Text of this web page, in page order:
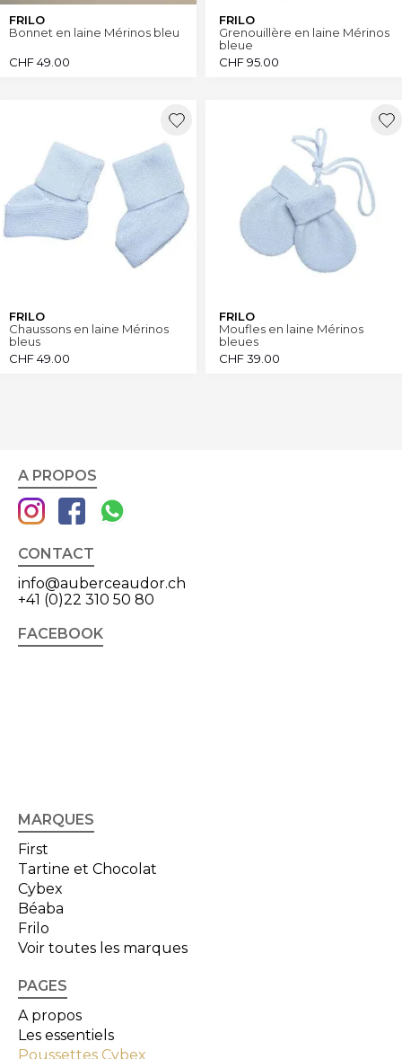
FRILO
Bonnet en laine Mérinos bleu
CHF49.00
FRILO
Grenouillère en laine Mérinos
bleue
CHF95.00
FRILO
Chaussons en laine Mérinos
bleus
CHF49.00
FRILO
Moufles en laine Mérinos
bleues
CHF39.00
A PROPOS
CONTACT
info@auberceaudor.ch
+41 (0)22 310 50 80
FACEBOOK
MARQUES
First
Tartine et Chocolat
Cybex
Béaba
Frilo
Voir toutes les marques
PAGES
A propos
Les essentiels
Poussettes Cybex